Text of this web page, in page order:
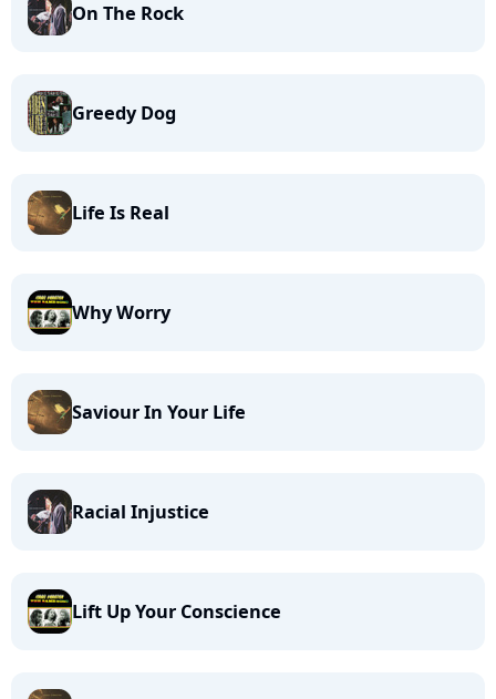
On The Rock
Greedy Dog
Life Is Real
Why Worry
Saviour In Your Life
Racial Injustice
Lift Up Your Conscience